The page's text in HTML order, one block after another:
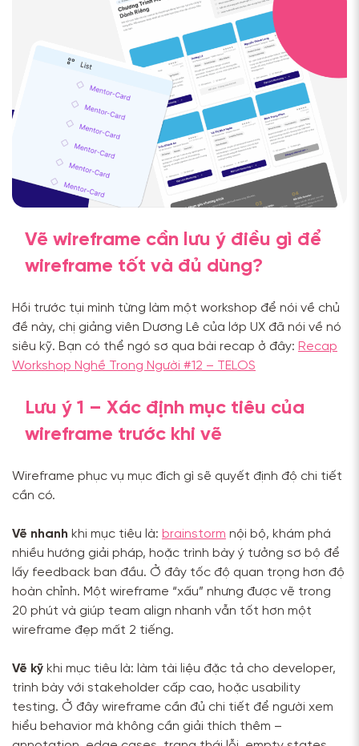
Vẽ wireframe cần lưu ý điều gì để
wireframe tốt và đủ dùng?
Hồi trước tụi mình từng làm một workshop để nói về chủ
đề này, chị giảng viên Dương Lê của lớp UX đã nói về nó
siêu kỹ. Bạn có thể ngó sơ qua bài recap ở đây: Recap
Workshop Nghề Trong Người #12 – TELOS
Lưu ý 1 – Xác định mục tiêu của
wireframe trước khi vẽ
Wireframe phục vụ mục đích gì sẽ quyết định độ chi tiết
cần có.
Vẽ nhanh khi mục tiêu là: brainstorm nội bộ, khám phá
nhiều hướng giải pháp, hoặc trình bày ý tưởng sơ bộ để
lấy feedback ban đầu. Ở đây tốc độ quan trọng hơn độ
hoàn chỉnh. Một wireframe “xấu” nhưng được vẽ trong
20 phút và giúp team align nhanh vẫn tốt hơn một
wireframe đẹp mất 2 tiếng.
Vẽ kỹ khi mục tiêu là: làm tài liệu đặc tả cho developer,
trình bày với stakeholder cấp cao, hoặc usability
testing. Ở đây wireframe cần đủ chi tiết để người xem
hiểu behavior mà không cần giải thích thêm –